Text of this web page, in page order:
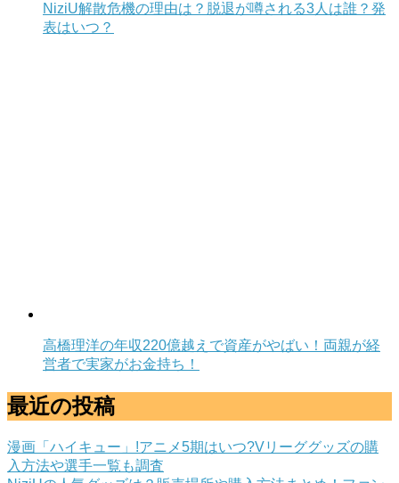
NiziU解散危機の理由は？脱退が噂される3人は誰？発
表はいつ？
高橋理洋の年収220億越えで資産がやばい！両親が経
営者で実家がお金持ち！
最近の投稿
漫画「ハイキュー」!アニメ5期はいつ?Vリーググッズの購
入方法や選手一覧も調査